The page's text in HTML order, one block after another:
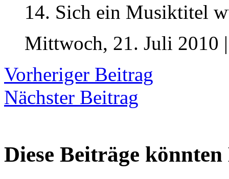
14. Sich ein Musiktitel
Mittwoch, 21. Juli 2010
Vorheriger Beitrag
Nächster Beitrag
Diese Beiträge